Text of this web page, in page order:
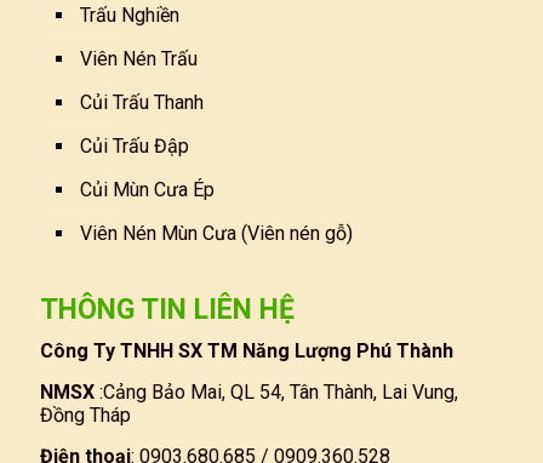
Trấu Nghiền
Viên Nén Trấu
Củi Trấu Thanh
Củi Trấu Đập
Củi Mùn Cưa Ép
Viên Nén Mùn Cưa (Viên nén gỗ)
THÔNG TIN LIÊN HỆ
Công Ty TNHH SX TM Năng Lượng Phú Thành
NMSX :Cảng Bảo Mai, QL 54, Tân Thành, Lai Vung,
Đồng Tháp
Điện thoại: 0903.680.685 / 0909.360.528